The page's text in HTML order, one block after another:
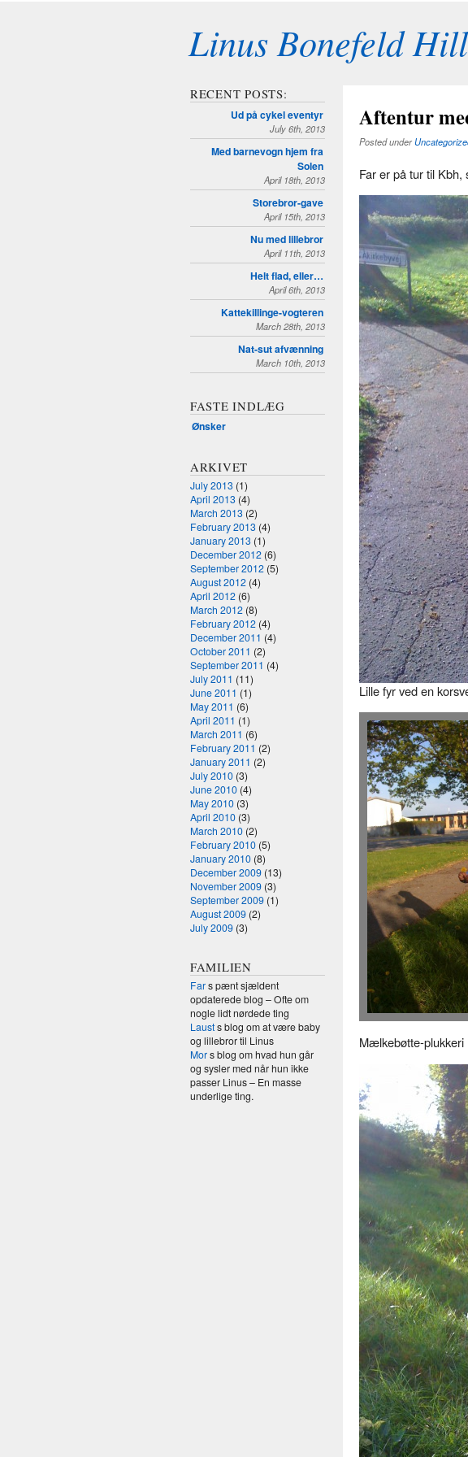
Linus Bonefeld
Aftentur
Posted under
Far er på tur til Kbh,
Lille fyr ved en
Mælkebøtte-plukkeri
RECENT POSTS:
Ud på cykel eventyr
July 6th, 2013
Med barnevogn hjem fra
Solen
April 18th, 2013
Storebror-gave
April 15th, 2013
Nu med lillebror
April 11th, 2013
Helt flad, eller…
April 6th, 2013
Kattekillinge-vogteren
March 28th, 2013
Nat-sut afvænning
March 10th, 2013
FASTE INDLÆG
Ønsker
ARKIVET
July 2013 (1)
April 2013 (4)
March 2013 (2)
February 2013 (4)
January 2013 (1)
December 2012 (6)
September 2012 (5)
August 2012 (4)
April 2012 (6)
March 2012 (8)
February 2012 (4)
December 2011 (4)
October 2011 (2)
September 2011 (4)
July 2011 (11)
June 2011 (1)
May 2011 (6)
April 2011 (1)
March 2011 (6)
February 2011 (2)
January 2011 (2)
July 2010 (3)
June 2010 (4)
May 2010 (3)
April 2010 (3)
March 2010 (2)
February 2010 (5)
January 2010 (8)
December 2009 (13)
November 2009 (3)
September 2009 (1)
August 2009 (2)
July 2009 (3)
FAMILIEN
Fars pænt sjældent
opdaterede blog – Ofte om
nogle lidt nørdede ting
Lausts blog om at være baby
og lillebror til Linus
Mors blog om hvad hun går
og sysler med når hun ikke
passer Linus – En masse
underlige ting.